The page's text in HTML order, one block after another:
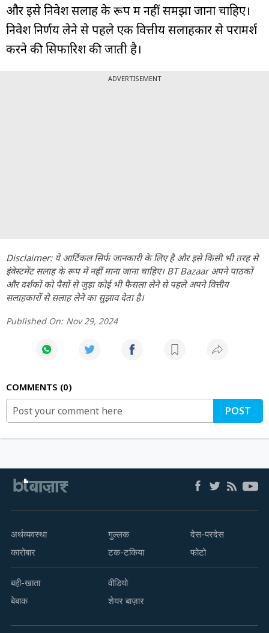
और इसे निवेश सलाह के रूप में नहीं समझा जाना चाहिए।
निवेश निर्णय लेने से पहले एक वित्तीय सलाहकार से परामर्श
करने की सिफारिश की जाती है।
ADVERTISEMENT
Disclaimer: ये आर्टिकल सिर्फ जानकारी के लिए है और इसे किसी भी तरह से
इंवेस्टमेंट सलाह के रूप में नहीं माना जाना चाहिए। BT Bazaar अपने पाठकों
और दर्शकों को पैसों से जुड़ा कोई भी फैसला लेने से पहले अपने वित्तीय
सलाहकारों से सलाह लेने का सुझाव देता है।
Published On: Nov 29, 2024
COMMENTS 0
POST
अर्थव्यवस्था
कारोबार
गुल्लक
टक-टकिया
देस-परदेस
फोटो
बही-खाता
बेबाक
वीडियो
शेयर बाज़ार